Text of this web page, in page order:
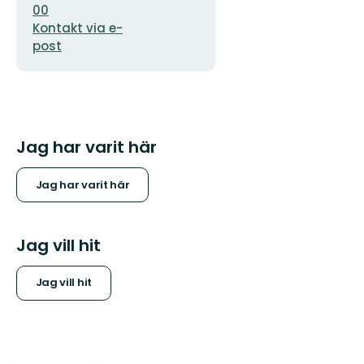
00
Kontakt via e-
post
Jag har varit här
Jag har varit här
Jag vill hit
Jag vill hit